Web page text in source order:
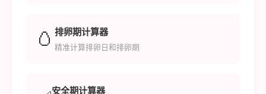
🥚 排卵期计算器
精准计算排卵日和排卵期
安全期计算器